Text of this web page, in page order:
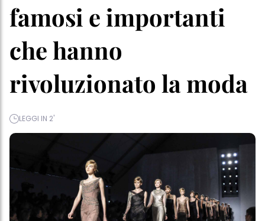
famosi e importanti
che hanno
rivoluzionato la moda
LEGGI IN 2'